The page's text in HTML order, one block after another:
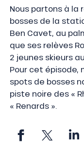
Nous partons à la
bosses de la
Ben Cavet, au
que ses relèves
2 jeunes skieurs
Pour cet épisode,
spots de bosses
piste noire des «
« Renards ».